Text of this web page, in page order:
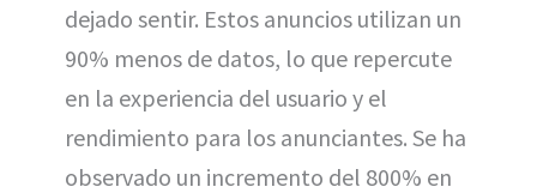
dejado sentir. Estos anuncios utilizan un
90% menos de datos, lo que repercute
en la experiencia del usuario y el
rendimiento para los anunciantes. Se ha
observado un incremento del 800% en